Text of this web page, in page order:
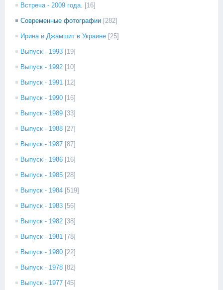
Встреча - 2009 года. [16]
Современные фотографии [282]
Ирина и Джамшит в Украине [25]
Выпуск - 1993 [19]
Выпуск - 1992 [10]
Выпуск - 1991 [12]
Выпуск - 1990 [16]
Выпуск - 1989 [33]
Выпуск - 1988 [27]
Выпуск - 1987 [87]
Выпуск - 1986 [16]
Выпуск - 1985 [28]
Выпуск - 1984 [519]
Выпуск - 1983 [56]
Выпуск - 1982 [38]
Выпуск - 1981 [78]
Выпуск - 1980 [22]
Выпуск - 1978 [82]
Выпуск - 1977 [45]